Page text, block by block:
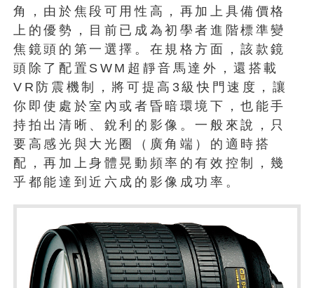
角，由於焦段可用性高，再加上具備價格
上的優勢，目前已成為初學者進階標準變
焦鏡頭的第一選擇。在規格方面，該款鏡
頭除了配置SWM超靜音馬達外，還搭載
VR防震機制，將可提高3級快門速度，讓
你即使處於室內或者昏暗環境下，也能手
持拍出清晰、銳利的影像。一般來說，只
要高感光與大光圈（廣角端）的適時搭
配，再加上身體晃動頻率的有效控制，幾
乎都能達到近六成的影像成功率。